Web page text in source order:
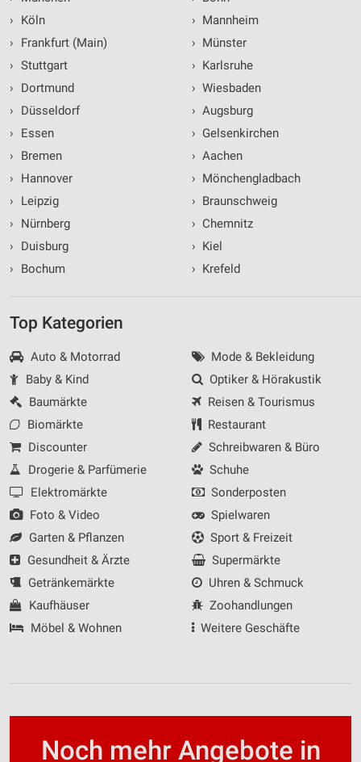
›
Köln
›
Frankfurt (Main)
› Stuttgart
›
Dortmund
›
Düsseldorf
›
Essen
›
Bremen
›
Hannover
›
Leipzig
›
Nürnberg
›
Duisburg
›
Bochum
› Mannheim
› Münster
› Karlsruhe
› Wiesbaden
› Augsburg
› Gelsenkirchen
› Aachen
› Mönchengladbach
› Braunschweig
› Chemnitz
› Kiel
› Krefeld
Top Kategorien
Auto & Motorrad
Baby & Kind
Baumärkte
Biomärkte
Discounter
Drogerie & Parfümerie
Elektromärkte
Foto & Video
Garten & Pflanzen
Gesundheit & Ärzte
Getränkemärkte
Kaufhäuser
Möbel & Wohnen
Mode & Bekleidung
Optiker & Hörakustik
Reisen & Tourismus
Restaurant
Schreibwaren & Büro
Schuhe
Sonderposten
Spielwaren
Sport & Freizeit
Supermärkte
Uhren & Schmuck
Zoohandlungen
Weitere Geschäfte
Noch mehr Angebote in